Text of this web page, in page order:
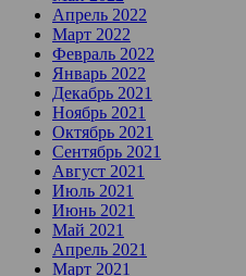
Апрель 2022
Март 2022
Февраль 2022
Январь 2022
Декабрь 2021
Ноябрь 2021
Октябрь 2021
Сентябрь 2021
Август 2021
Июль 2021
Июнь 2021
Май 2021
Апрель 2021
Март 2021